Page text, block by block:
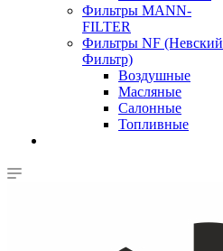
Фильтры MANN-
FILTER
Фильтры NF (Невский
Фильтр)
Воздушные
Масляные
Салонные
Топливные